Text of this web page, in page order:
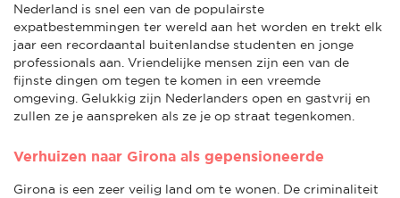
Nederland is snel een van de populairste
expatbestemmingen ter wereld aan het worden en trekt elk
jaar een recordaantal buitenlandse studenten en jonge
professionals aan. Vriendelijke mensen zijn een van de
fijnste dingen om tegen te komen in een vreemde
omgeving. Gelukkig zijn Nederlanders open en gastvrij en
zullen ze je aanspreken als ze je op straat tegenkomen.
Verhuizen naar Girona als gepensioneerde
Girona is een zeer veilig land om te wonen. De criminaliteit